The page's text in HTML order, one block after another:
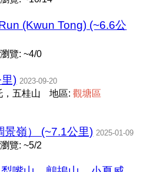
(Kwun Tong) (~6.6公
覽: ~4/0
) 2023-09-20
，五桂山 地區:觀塘區
景嶺） (~7.1公里) 2025-01-09
覽: ~5/2